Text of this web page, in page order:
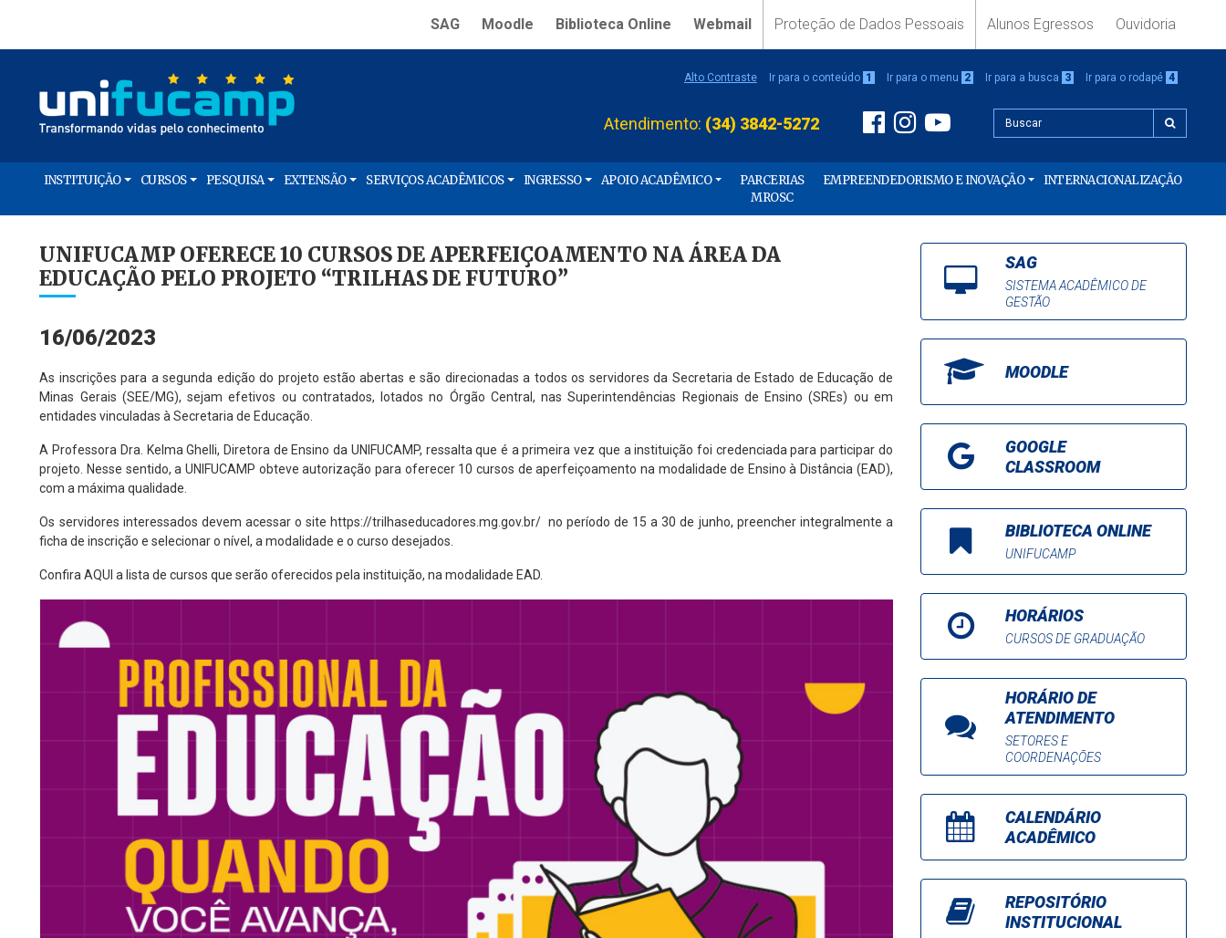
SAG Moodle Biblioteca Online Webmail Proteção de Dados Pessoais Alunos Egressos Ouvidoria
Alto Contraste Ir para o conteúdo 1 Ir para o menu 2 Ir para a busca 3 Ir para o rodapé 4
Atendimento: (34) 3842-5272
INSTITUIÇÃO CURSOS PESQUISA EXTENSÃO SERVIÇOS ACADÊMICOS INGRESSO APOIO ACADÊMICO
PARCERIAS
MROSC
EMPREENDEDORISMO E INOVAÇÃO INTERNACIONALIZAÇÃO
UNIFUCAMP OFERECE 10 CURSOS DE APERFEIÇOAMENTO NA ÁREA DA
EDUCAÇÃO PELO PROJETO “TRILHAS DE FUTURO”
16/06/2023
As inscrições para a segunda edição do projeto estão abertas e são direcionadas a todos os servidores da Secretaria de Estado de Educação de
Minas Gerais (SEE/MG), sejam efetivos ou contratados, lotados no Órgão Central, nas Superintendências Regionais de Ensino (SREs) ou em
entidades vinculadas à Secretaria de Educação.
A Professora Dra. Kelma Ghelli, Diretora de Ensino da UNIFUCAMP, ressalta que é a primeira vez que a instituição foi credenciada para participar do
projeto. Nesse sentido, a UNIFUCAMP obteve autorização para oferecer 10 cursos de aperfeiçoamento na modalidade de Ensino à Distância (EAD),
com a máxima qualidade.
Os servidores interessados devem acessar o site https://trilhaseducadores.mg.gov.br/no período de 15 a 30 de junho, preencher integralmente a
ficha de inscrição e selecionar o nível, a modalidade e o curso desejados.
ConfiraAQUI a lista de cursos que serão oferecidos pela instituição, na modalidade EAD.
SAG
SISTEMA ACADÊMICO DE
GESTÃO
MOODLE
GOOGLE
CLASSROOM
BIBLIOTECA ONLINE
UNIFUCAMP
HORÁRIOS
CURSOS DE GRADUAÇÃO
HORÁRIO DE
ATENDIMENTO
SETORES E
COORDENAÇÕES
CALENDÁRIO
ACADÊMICO
REPOSITÓRIO
INSTITUCIONAL